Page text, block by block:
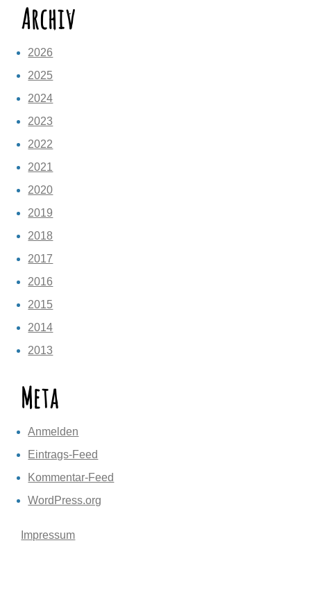
Archiv
2026
2025
2024
2023
2022
2021
2020
2019
2018
2017
2016
2015
2014
2013
Meta
Anmelden
Eintrags-Feed
Kommentar-Feed
WordPress.org
Impressum